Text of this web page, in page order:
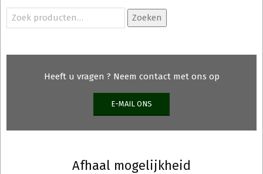
kan
gekozen
productpagina
Zoeken
naar:
Zoeken
Heeft u vragen ? Neem contact met ons op
E-MAIL ONS
Afhaal mogelijkheid